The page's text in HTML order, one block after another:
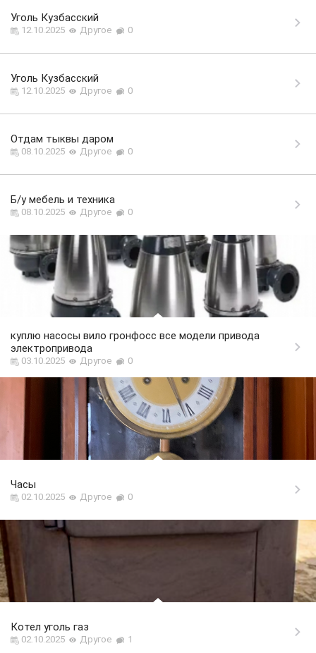
Уголь Кузбасский
12.10.2025 Другое 0
Уголь Кузбасский
12.10.2025 Другое 0
Отдам тыквы даром
08.10.2025 Другое 0
Б/у мебель и техника
08.10.2025 Другое 0
куплю насосы вило гронфосс все модели привода
электропривода
03.10.2025 Другое 0
Часы
02.10.2025 Другое 0
Котел уголь газ
02.10.2025 Другое 1